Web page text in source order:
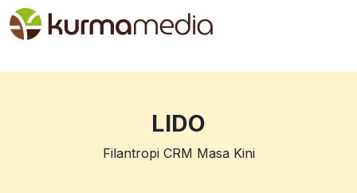
LIDO
Filantropi CRM Masa Kini